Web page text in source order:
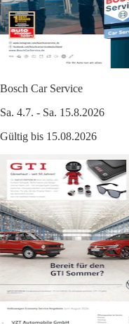
Bosch Car Service
Sa. 4.7. - Sa. 15.8.2026
Gültig bis 15.08.2026